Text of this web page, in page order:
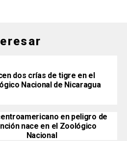
dos crías de tigre en el
Nacional de Nicaragua
en peligro de
nace en el Zoológico
Nacional